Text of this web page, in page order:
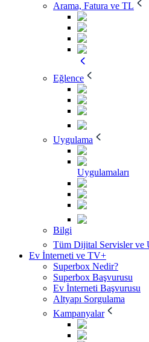
Arama, Fatura ve TL
Eğlence
Uygulama
Uygulamaları
Bilgi
Tüm Dijital Servisler ve
Ev İnterneti ve TV+
Superbox Nedir?
Superbox Başvurusu
Ev İnterneti Başvurusu
Altyapı Sorgulama
Kampanyalar